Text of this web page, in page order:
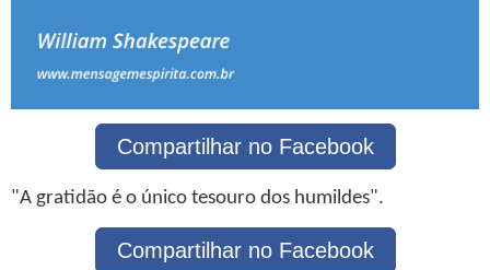
Compartilhar no Facebook
"A gratidão é o único tesouro dos humildes".
Compartilhar no Facebook